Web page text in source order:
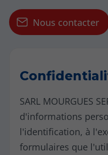
Nous contacter
SARL MOURGUES
d'informations
l'identification, à
formulaires que